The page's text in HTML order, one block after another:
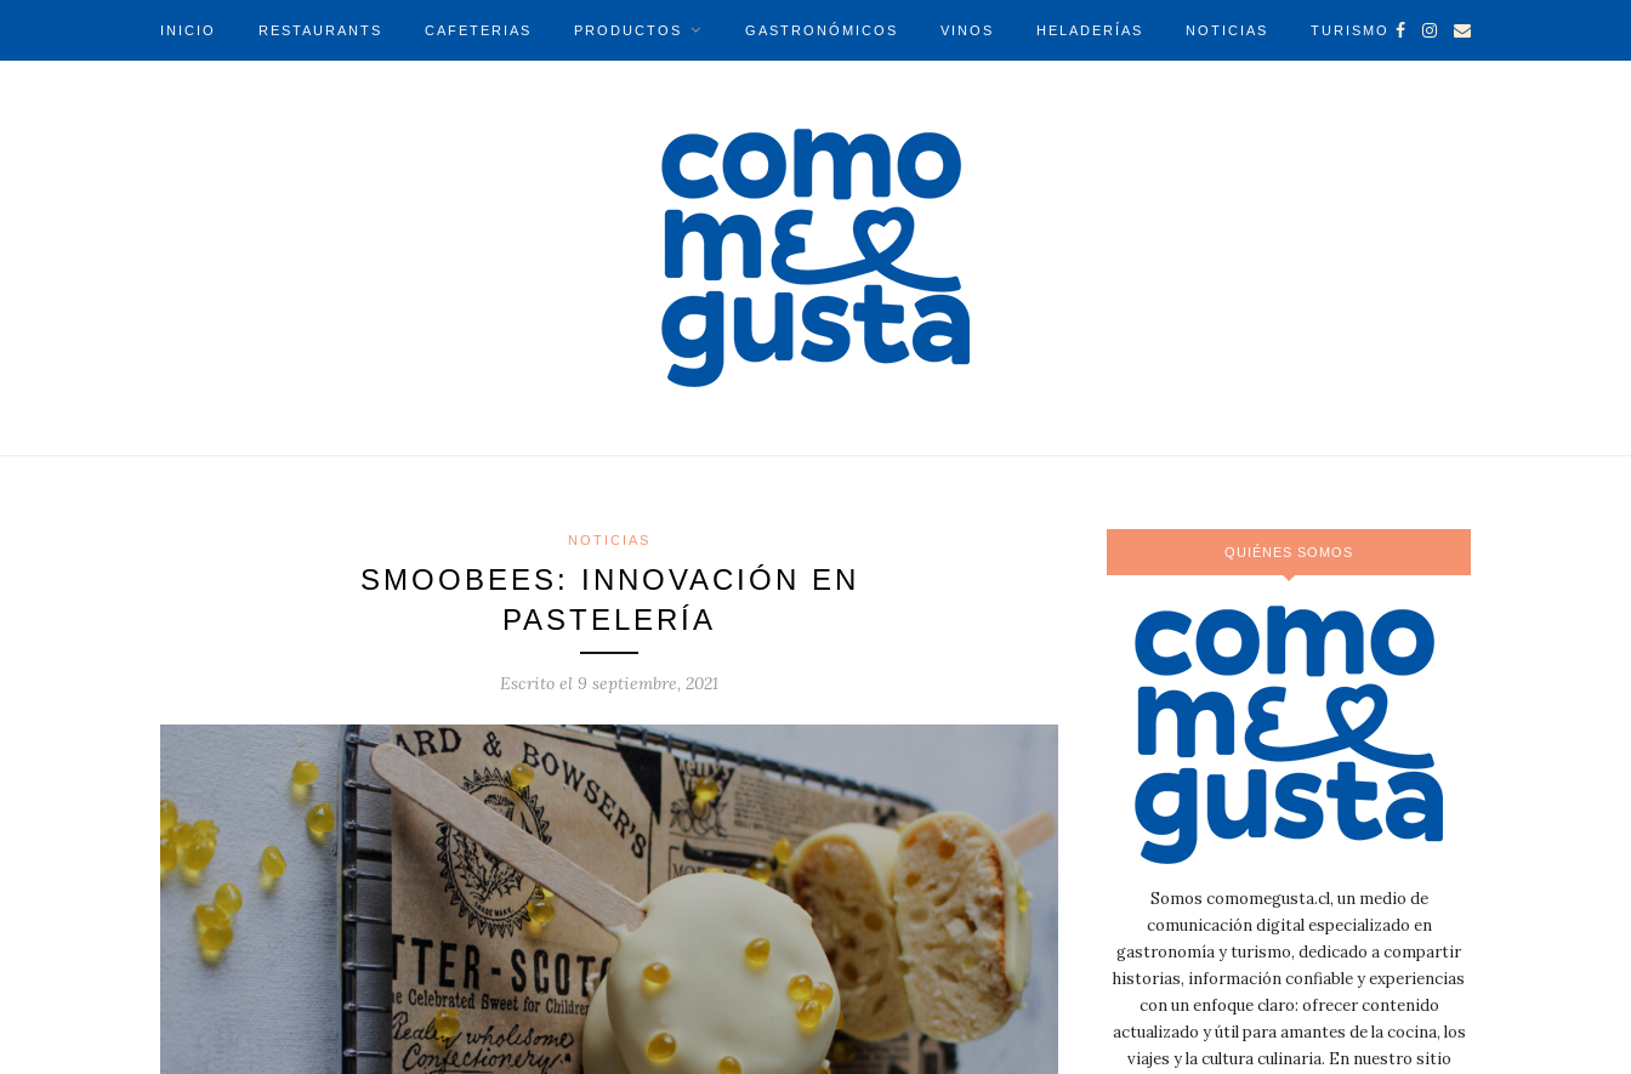
INICIO RESTAURANTS CAFETERIAS PRODUCTOS GASTRONÓMICOS VINOS HELADERÍAS NOTICIAS TURISMO
NOTICIAS
SMOOBEES: INNOVACIÓN EN
PASTELERÍA
Escrito el 9 septiembre, 2021
QUIÉNES SOMOS
Somos comomegusta.cl, un medio de
comunicación digital especializado en
gastronomía y turismo, dedicado a compartir
historias, información confiable y experiencias
con un enfoque claro: ofrecer contenido
actualizado y útil para amantes de la cocina, los
viajes y la cultura culinaria. En nuestro sitio